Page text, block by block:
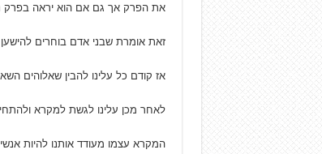
את הפרק אך גם אם הוא יראה בפרק
זאת אומרת שבני אדם בוחרים
אז קודם כל עלינו להבין שאלוהים
לאחר מכן עלינו לגשת למקרא
המקרא עצמו מעודד אותנו להיות